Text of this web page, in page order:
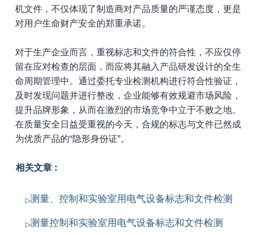
机文件，不仅体现了制造商对产品质量的严谨态度，更是
对用户生命财产安全的郑重承诺。
对于生产企业而言，重视标志和文件的符合性，不应仅停
留在应对检查的层面，而应将其融入产品研发设计的全生
命周期管理中。通过委托专业检测机构进行符合性验证，
及时发现问题并进行整改，企业能够有效规避市场风险，
提升品牌形象，从而在激烈的市场竞争中立于不败之地。
在质量安全日益受重视的今天，合规的标志与文件已然成
为优质产品的“隐形身份证”。
相关文章：
测量、控制和实验室用电气设备标志和文件检测
测量控制和实验室用电气设备标志和文件检测